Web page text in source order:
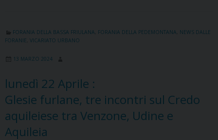
FORANIA DELLA BASSA FRIULANA FORANIA DELLA PEDEMONTANA NEWS DALLE
FORANIE VICARIATO URBANO
13 MARZO 2024
lunedì 22 Aprile :
Glesie furlane, tre incontri sul Credo
aquileiese tra Venzone, Udine e
Aquileia